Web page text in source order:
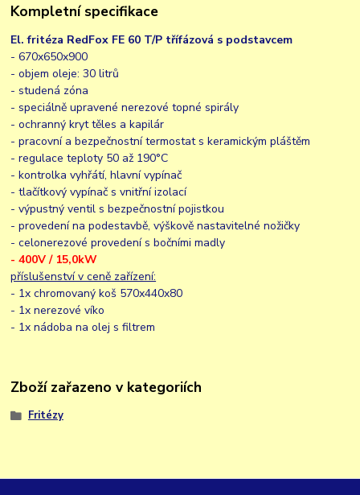
Kompletní specifikace
El. fritéza RedFox FE 60 T/P třífázová s podstavcem
- 670x650x900
- objem oleje: 30 litrů
- studená zóna
- speciálně upravené nerezové topné spirály
- ochranný kryt těles a kapilár
- pracovní a bezpečnostní termostat s keramickým pláštěm
- regulace teploty 50 až 190°C
- kontrolka vyhřátí, hlavní vypínač
- tlačítkový vypínač s vnitřní izolací
- výpustný ventil s bezpečnostní pojistkou
- provedení na podestavbě, výškově nastavitelné nožičky
- celonerezové provedení s bočními madly
- 400V / 15,0kW
příslušenství v ceně zařízení:
- 1x chromovaný koš 570x440x80
- 1x nerezové víko
- 1x nádoba na olej s filtrem
Zboží zařazeno v kategoriích
Fritézy